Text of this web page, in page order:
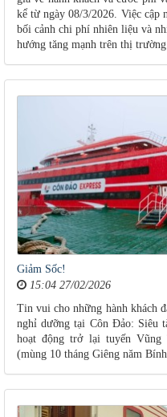
kể từ ngày 08/3/2026. Việc cập
bối cảnh chi phí nhiên liệu và
hướng tăng mạnh trên thị trường.
Giảm Sốc!
15:04 27/02/2026
Tin vui cho những hành khách
nghỉ dưỡng tại Côn Đảo: Siêu
hoạt động trở lại tuyến
(mùng 10 tháng Giêng năm